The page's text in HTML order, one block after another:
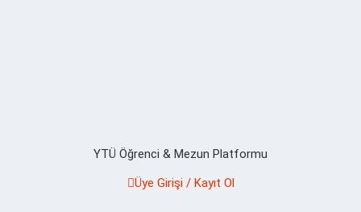
YTÜ Öğrenci & Mezun Platformu
Üye Girişi / Kayıt Ol